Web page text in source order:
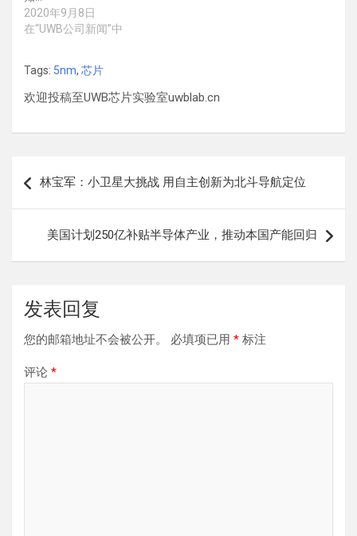
2020年9月8日
在“UWB公司新闻”中
Tags: 5nm, 芯片
欢迎投稿至UWB芯片实验室uwblab.cn
章
林宝军：小卫星大挑战 用自主创新为北斗导航定位
美国计划250亿补贴半导体产业，推动本国产能回归
发表回复
您的邮箱地址不会被公开。 必填项已用 * 标注
评论 *